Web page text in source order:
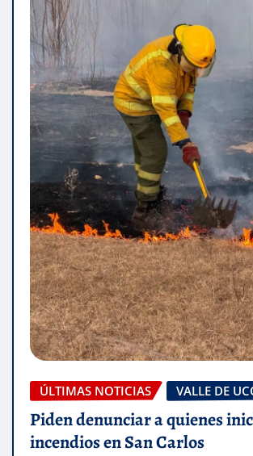
ÚLTIMAS NOTICIAS VALLE DE
Piden denunciar a quienes
incendios en San Carlos